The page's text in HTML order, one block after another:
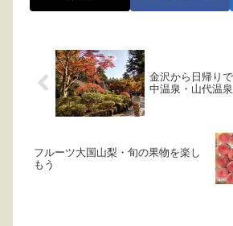
金沢から日帰り
中温泉・山代温泉
フルーツ大国山梨・旬の果物を楽し
もう